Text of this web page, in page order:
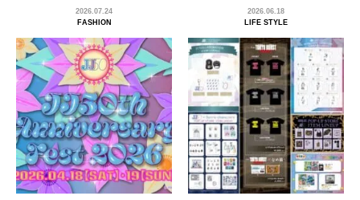
2026.07.24
FASHION
2026.06.18
LIFE STYLE